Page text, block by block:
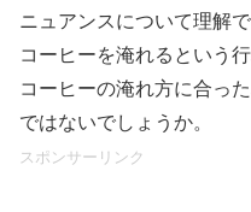
ニュアンスについて理解
コーヒーを淹れるという
コーヒーの淹れ方に合っ
ではないでしょうか。
スポンサーリンク